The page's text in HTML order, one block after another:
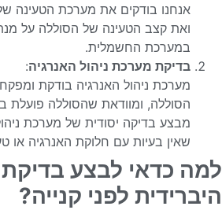
אנחנו בודקים את מערכת הטעינה
ואת קצב הטעינה של הסוללה על
במערכת החשמלית.
בדיקת מערכת ניהול האנרגיה:
מערכת ניהול האנרגיה בודקת
הסוללה, ומוודאת שהסוללה פועלת
מבצע בדיקה יסודית של מערכת
שאין בעיות עם חלוקת האנרגיה או
למה כדאי לבצע
היברידית לפני קנייה?